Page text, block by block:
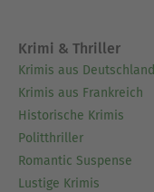
Krimi & Thriller
Krimis aus Deutschland
Krimis aus Frankreich
Historische Krimis
Politthriller
Romantic Suspense
Lustige Krimis